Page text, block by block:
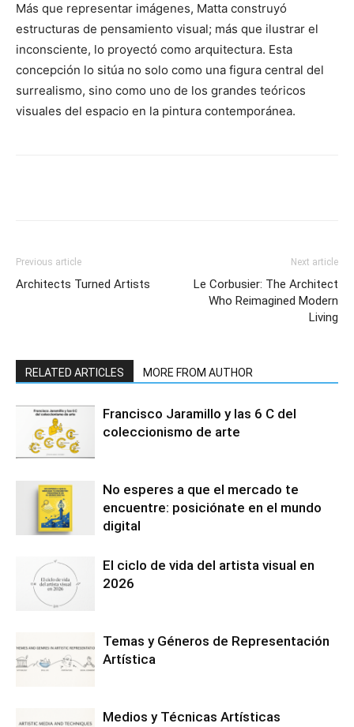
Más que representar imágenes, Matta construyó
estructuras de pensamiento visual; más que ilustrar el
inconsciente, lo proyectó como arquitectura. Esta
concepción lo sitúa no solo como una figura central del
surrealismo, sino como uno de los grandes teóricos
visuales del espacio en la pintura contemporánea.
Previous article
Architects Turned Artists
Next article
Le Corbusier: The Architect
Who Reimagined Modern
Living
RELATED ARTICLES MORE FROM AUTHOR
Francisco Jaramillo y las 6 C del
coleccionismo de arte
No esperes a que el mercado te
encuentre: posiciónate en el mundo
digital
El ciclo de vida del artista visual en
2026
Temas y Géneros de Representación
Artística
Medios y Técnicas Artísticas